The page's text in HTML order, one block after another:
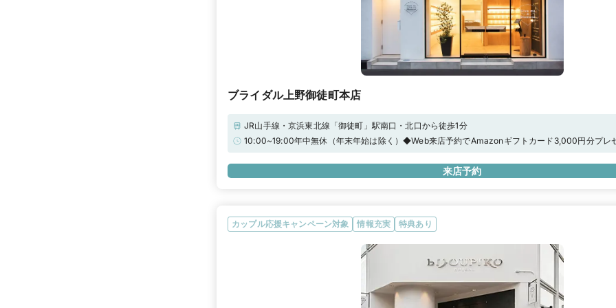
ブライダル上野御徒町本店
JR山手線・京浜東北線「御徒町」駅南口・北口から徒歩1分
10:00~19:00年中無休（年末年始は除く）◆Web来店予約でAmazonギフトカード3,000円分プレ
来店予約
カップル応援キャンペーン対象 情報充実 特典あり